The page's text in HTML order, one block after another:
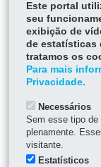
Em razão da
(TRE)
Este portal
seu
exibição de
de estatísticas
tratamos os
Para mais
Privacidade.
Necessários
Sem esse tipo
plenamente.
visitante.
Estatísticos